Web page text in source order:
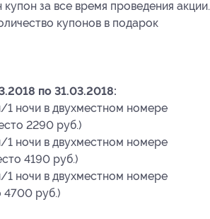
за все время проведения акции.
купонов в подарок
по 31.03.2018:
1 ночи в двухместном номере
2290 руб.)
1 ночи в двухместном номере
4190 руб.)
1 ночи в двухместном номере
4700 руб.)